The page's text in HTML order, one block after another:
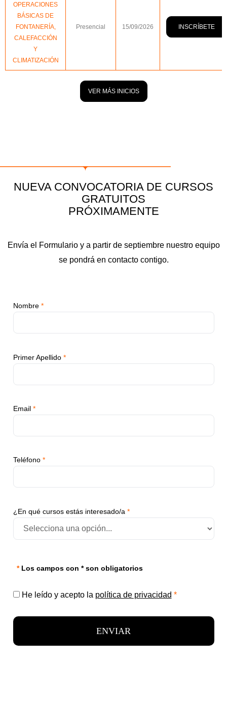
OPERACIONES
BÁSICAS DE
FONTANERÍA,
CALEFACCIÓN
Y
CLIMATIZACIÓN
Presencial 15/09/2026 INSCRÍBETE
VER MÁS INICIOS
NUEVA CONVOCATORIA DE CURSOS
GRATUITOS
PRÓXIMAMENTE
Envía el Formulario y a partir de septiembre nuestro equipo
se pondrá en contacto contigo.
Nombre *
Primer Apellido *
Email *
Teléfono *
¿En qué cursos estás interesado/a *
*Los campos con * son obligatorios
He leído y acepto la política de privacidad *
ENVIAR